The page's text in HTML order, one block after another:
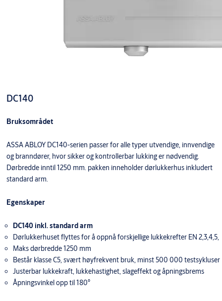
DC140
Bruksområdet
ASSA ABLOY DC140-serien passer for alle typer utvendige, innvendige
og branndører, hvor sikker og kontrollerbar lukking er nødvendig.
Dørbredde inntil 1250 mm. pakken inneholder dørlukkerhus inkludert
standard arm.
Egenskaper
DC140 inkl. standard arm
Dørlukkerhuset flyttes for å oppnå forskjellige lukkekrefter EN 2,3,4,5,
Maks dørbredde 1250 mm
Består klasse C5, svært høyfrekvent bruk, minst 500 000 testsykluser
Justerbar lukkekraft, lukkehastighet, slageffekt og åpningsbrems
Åpningsvinkel opp til 180°